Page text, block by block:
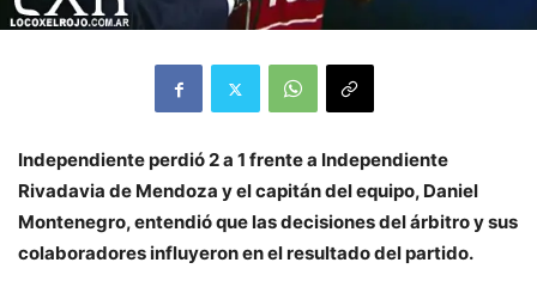
Independiente perdió 2 a 1 frente a Independiente
Rivadavia de Mendoza y el capitán del equipo, Daniel
Montenegro, entendió que las decisiones del árbitro y sus
colaboradores influyeron en el resultado del partido.